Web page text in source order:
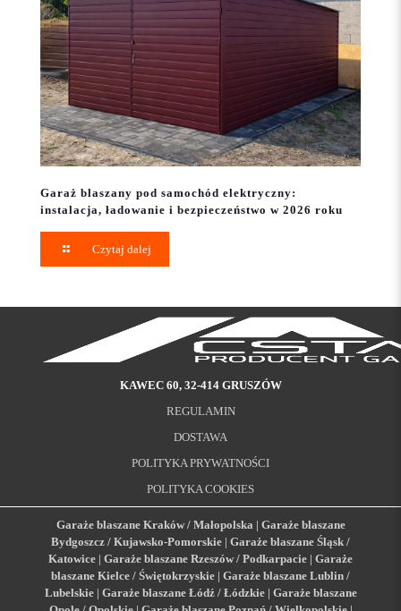
Garaż blaszany pod samochód elektryczny:
instalacja, ładowanie i bezpieczeństwo w 2026 roku
Czytaj dalej
KAWEC 60, 32-414 GRUSZÓW
REGULAMIN
DOSTAWA
POLITYKA PRYWATNOŚCI
POLITYKA COOKIES
Garaże blaszane Kraków / Małopolska | Garaże blaszane
Bydgoszcz / Kujawsko-Pomorskie | Garaże blaszane Śląsk /
Katowice | Garaże blaszane Rzeszów / Podkarpacie | Garaże
blaszane Kielce / Świętokrzyskie | Garaże blaszane Lublin /
Lubelskie| Garaże blaszane Łódź / Łódzkie | Garaże blaszane